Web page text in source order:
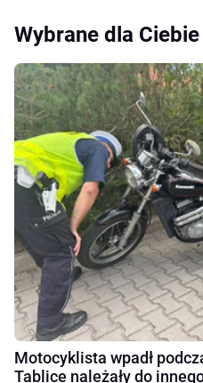
Wybrane dla Ciebie
Motocyklista wpadł
Tablice należały do